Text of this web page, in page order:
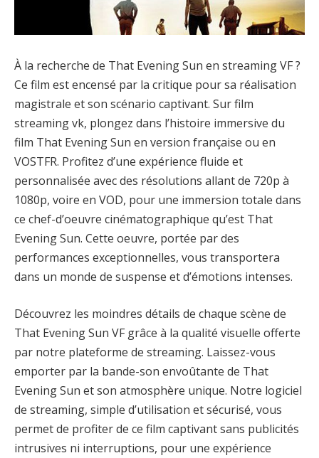
À la recherche de That Evening Sun en streaming VF ?
Ce film est encensé par la critique pour sa réalisation
magistrale et son scénario captivant. Sur film
streaming vk, plongez dans l’histoire immersive du
film That Evening Sun en version française ou en
VOSTFR. Profitez d’une expérience fluide et
personnalisée avec des résolutions allant de 720p à
1080p, voire en VOD, pour une immersion totale dans
ce chef-d’oeuvre cinématographique qu’est That
Evening Sun. Cette oeuvre, portée par des
performances exceptionnelles, vous transportera
dans un monde de suspense et d’émotions intenses.
Découvrez les moindres détails de chaque scène de
That Evening Sun VF grâce à la qualité visuelle offerte
par notre plateforme de streaming. Laissez-vous
emporter par la bande-son envoûtante de That
Evening Sun et son atmosphère unique. Notre logiciel
de streaming, simple d’utilisation et sécurisé, vous
permet de profiter de ce film captivant sans publicités
intrusives ni interruptions, pour une expérience